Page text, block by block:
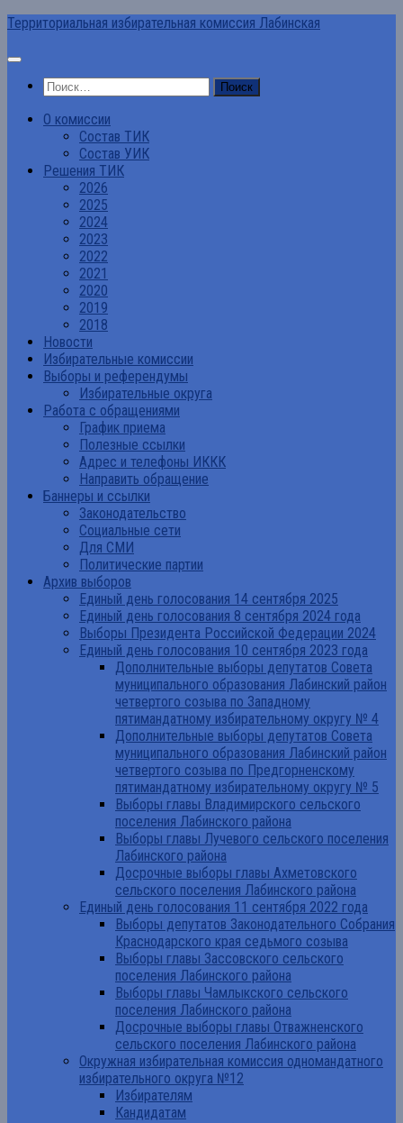
Перейти
содержимому
Территориальная избирательная комиссия Лабинская
Найти:
О комиссии
Состав ТИК
Состав УИК
Решения ТИК
2026
2025
2024
2023
2022
2021
2020
2019
2018
Новости
Избирательные комиссии
Выборы и референдумы
Избирательные округа
Работа с обращениями
График приема
Полезные ссылки
Адрес и телефоны ИККК
Направить обращение
Баннеры и ссылки
Законодательство
Социальные сети
Для СМИ
Политические партии
Архив выборов
Единый день голосования 14 сентября 2025
Единый день голосования 8 сентября 2024 года
Выборы Президента Российской Федерации 2024
Единый день голосования 10 сентября 2023 года
Дополнительные выборы депутатов Совета
муниципального образования Лабинский район
четвертого созыва по Западному
пятимандатному избирательному округу № 4
Дополнительные выборы депутатов Совета
муниципального образования Лабинский район
четвертого созыва по Предгорненскому
пятимандатному избирательному округу № 5
Выборы главы Владимирского сельского
поселения Лабинского района
Выборы главы Лучевого сельского поселения
Лабинского района
Досрочные выборы главы Ахметовского
сельского поселения Лабинского района
Единый день голосования 11 сентября 2022 года
Выборы депутатов Законодательного Собрания
Краснодарского края седьмого созыва
Выборы главы Зассовского сельского
поселения Лабинского района
Выборы главы Чамлыкского сельского
поселения Лабинского района
Досрочные выборы главы Отважненского
сельского поселения Лабинского района
Окружная избирательная комиссия одномандатного
избирательного округа №12
Избирателям
Кандидатам